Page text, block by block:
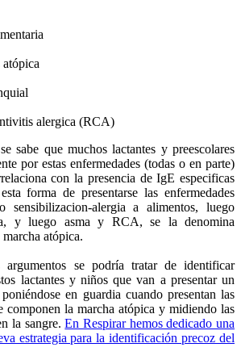
alergica (RCA)
sabe que muchos lactantes y preescolares
por estas enfermedades (todas o en parte)
con la presencia de IgE especificas
forma de presentarse las enfermedades
sensibilizacion-alergia a alimentos, luego
y luego asma y RCA, se la denomina
atópica.
argumentos se podría tratar de identificar
lactantes y niños que van a presentar un
poniéndose en guardia cuando presentan las
componen la marcha atópica y midiendo las
la sangre.En Respirar hemos dedicado una
estrategia para la identificación precoz del